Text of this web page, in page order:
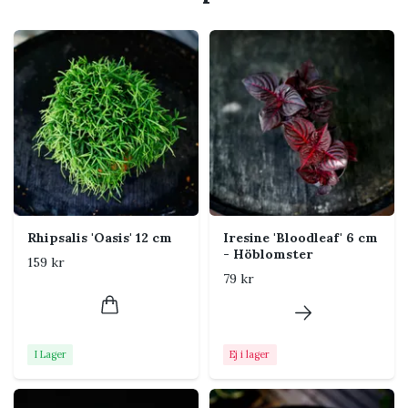
Utseende och växtsätt
Murdannia 'Bright Star' 12 cm har ett växtsätt som är
typiskt för gruppen: kompakt, krypande eller
hängande. Färg, bladform och täthet kan variera
mellan exemplar och över året. Nya blad påverkas av
Ljust till halvskuggigt utan
Vattning Håll jorden jämnt lätt fuktig
Rhipsalis 'Oasis' 12 cm
159 kr
I Lager
Iresine 'Bloodleaf' 6 cm
- Höblomster
79 kr
Ej i lager